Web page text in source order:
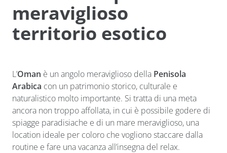
meraviglioso
territorio esotico
L’Oman è un angolo meraviglioso della Penisola
Arabica con un patrimonio storico, culturale e
naturalistico molto importante. Si tratta di una meta
ancora non troppo affollata, in cui è possibile godere di
spiagge paradisiache e di un mare meraviglioso, una
location ideale per coloro che vogliono staccare dalla
routine e fare una vacanza all’insegna del relax.